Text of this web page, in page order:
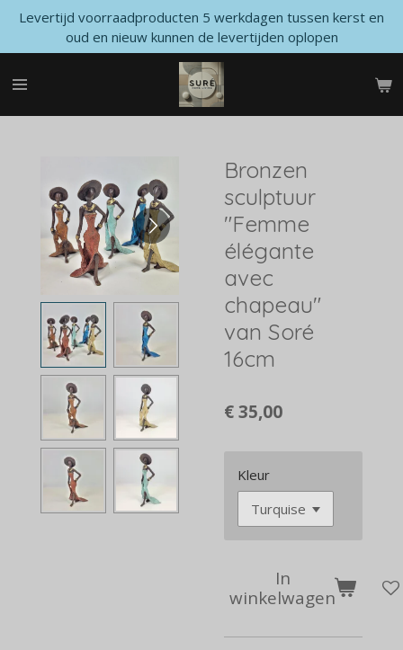
Ga
naar
de
Levertijd voorraadproducten 5 werkdagen tussen kerst en
oud en nieuw kunnen de levertijden oplopen
Bronzen
sculptuur
"Femme
élégante
avec
chapeau"
van Soré
16cm
€ 35,00
Kleur
In
winkelwagen